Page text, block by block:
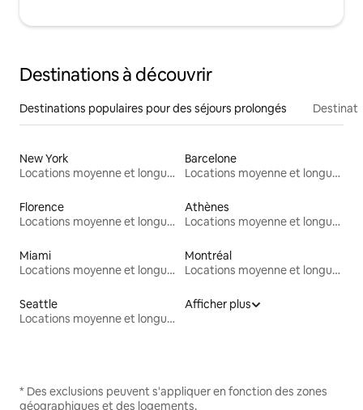
Destinations à découvrir
Destinations populaires pour des séjours prolongés
New York
Locations moyenne et longue durée
Barcelone
Locations moyenne et longue durée
Florence
Locations moyenne et longue durée
Athènes
Locations moyenne et longue durée
Miami
Locations moyenne et longue durée
Montréal
Locations moyenne et longue durée
Seattle
Locations moyenne et longue durée
Afficher plus
* Des exclusions peuvent s'appliquer en fonction des zones
géographiques et des logements.